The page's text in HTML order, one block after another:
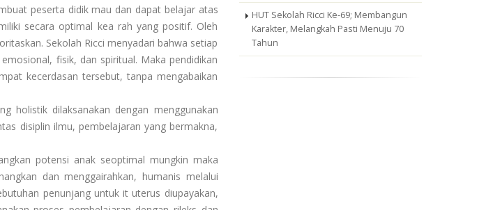
peserta didik mau dan dapat belajar atas
secara optimal kea rah yang positif. Oleh
Sekolah Ricci menyadari bahwa setiap
fisik, dan spiritual. Maka pendidikan
kecerdasan tersebut, tanpa mengabaikan
holistik dilaksanakan dengan menggunakan
disiplin ilmu, pembelajaran yang bermakna,
potensi anak seoptimal mungkin maka
dan menggairahkan, humanis melalui
penunjang untuk it uterus diupayakan,
HUT Sekolah Ricci Ke-69; Membangun
Karakter, Melangkah Pasti Menuju 70
Tahun